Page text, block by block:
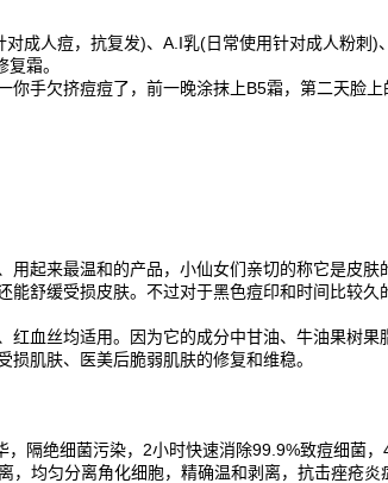
成人痘，抗复发)、A.I乳(日常使用针对成人粉刺)
霜。
手欠挤痘痘了，前一晚涂抹上B5霜，第二天脸上
起来最温和的产品，小仙女们亲切的称它是皮肤
舒缓受损皮肤。不过对于黑色痘印和时间比较久
血丝均适用。因为它的成分中甘油、牛油果树果
肌肤、医美后脆弱肌肤的修复和维稳。
隔绝细菌污染，2小时快速消除99.9%致痘细菌
均匀分离角化细胞，精确温和剥离，抗击痤疮炎